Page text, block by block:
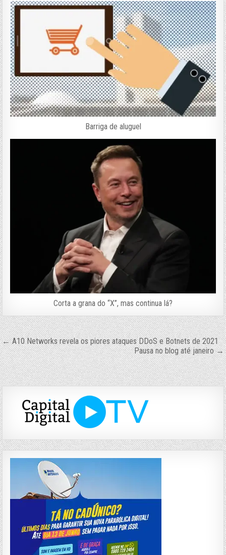
Barriga de aluguel
Corta a grana do “X”, mas continua lá?
Navegação
de
Post
← A10 Networks revela os piores ataques DDoS e Botnets de 2021
Pausa no blog até janeiro →